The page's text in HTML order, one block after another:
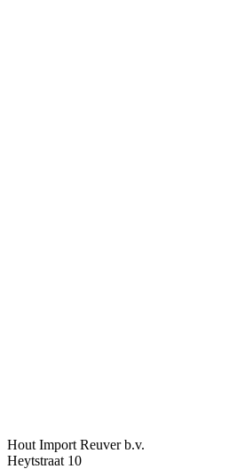
Hout Import Reuver b.v.
Heytstraat 10